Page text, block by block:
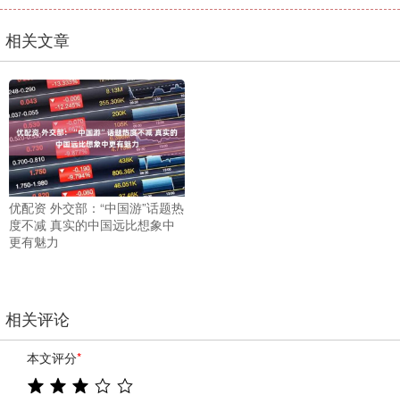
相关文章
优配资 外交部：“中国游”话题热
度不减 真实的中国远比想象中
更有魅力
相关评论
本文评分*